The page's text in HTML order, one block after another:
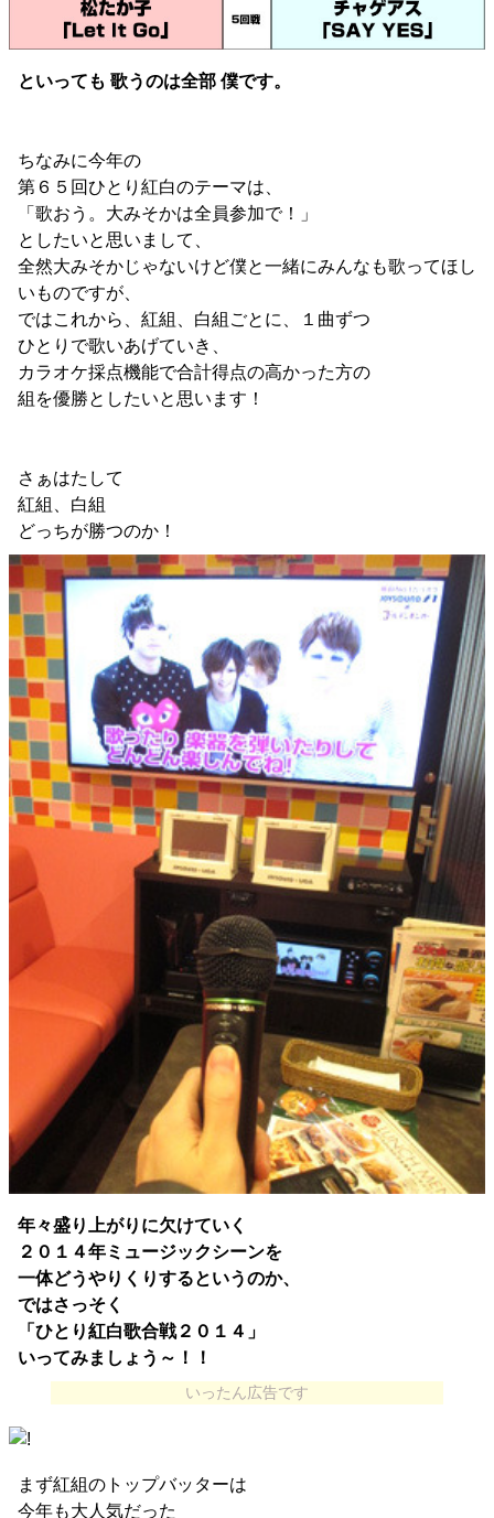
といっても 歌うのは全部 僕です。
ちなみに今年の
第６５回ひとり紅白のテーマは、
「歌おう。大みそかは全員参加で！」
としたいと思いまして、
全然大みそかじゃないけど僕と一緒にみんなも歌ってほし
いものですが、
ではこれから、紅組、白組ごとに、１曲ずつ
ひとりで歌いあげていき、
カラオケ採点機能で合計得点の高かった方の
組を優勝としたいと思います！
さぁはたして
紅組、白組
どっちが勝つのか！
年々盛り上がりに欠けていく
２０１４年ミュージックシーンを
一体どうやりくりするというのか、
ではさっそく
「ひとり紅白歌合戦２０１４」
いってみましょう～！！
いったん広告です
まず紅組のトップバッターは
今年も大人気だった